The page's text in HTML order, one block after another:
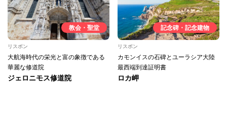
教会・聖堂
リスボン
大航海時代の栄光と富の象徴である
華麗な修道院
ジェロニモス修道院
記念碑・記念建物
リスボン
カモンイスの石碑とユーラシア大陸
最西端到達証明書
ロカ岬